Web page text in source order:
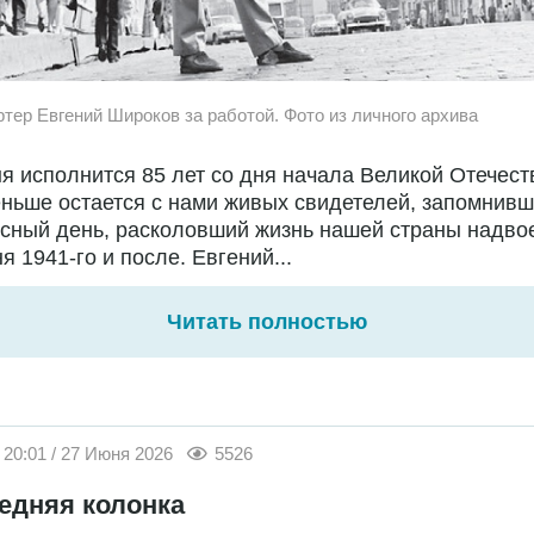
Евгений Широков за работой. Фото из личного архива
исполнится 85 лет со дня начала Великой
остается с нами живых свидетелей,
день, расколовший жизнь нашей страны
1941-го и после. Евгений...
Читать полностью
20:01 / 27 Июня 2026 5526
колонка